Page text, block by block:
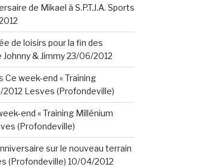
de Mikael à S.P.T.J.A. Sports
de loisirs pour la fin des
& Jimmy 23/06/2012
Ce week-end « Training
2012 Lesves (Profondeville)
end « Training Millénium
(Profondeville)
sur le nouveau terrain
(Profondeville) 10/04/2012